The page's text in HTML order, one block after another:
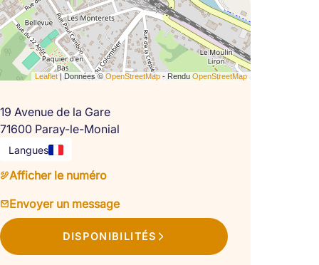
Leaflet | Données ©OpenStreetMap - Rendu OpenStreetMap
19 Avenue de la Gare
71600 Paray-le-Monial
Langues
Afficher le numéro
Envoyer un message
DISPONIBILITÉS